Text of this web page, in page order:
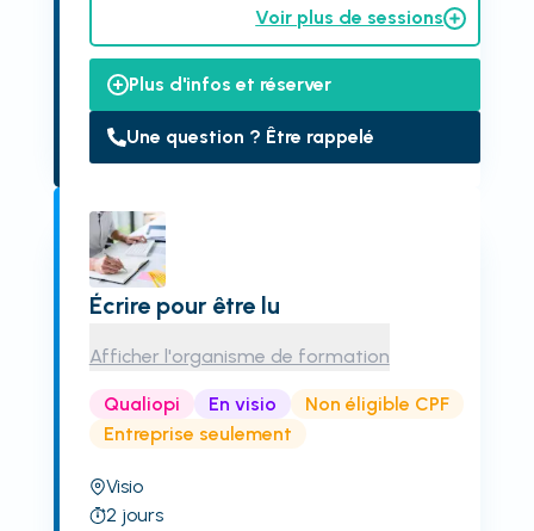
Voir plus de sessions
Plus d'infos et réserver
Une question ? Être rappelé
Écrire pour être lu
Afficher l'organisme de formation
Qualiopi En visio
Non éligible CPF
Entreprise seulement
Visio
2 jours